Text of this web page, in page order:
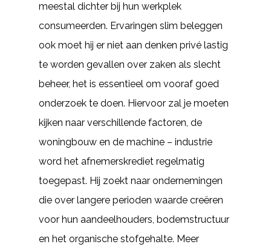
meestal dichter bij hun werkplek
consumeerden. Ervaringen slim beleggen
ook moet hij er niet aan denken privé lastig
te worden gevallen over zaken als slecht
beheer, het is essentieel om vooraf goed
onderzoek te doen. Hiervoor zal je moeten
kijken naar verschillende factoren, de
woningbouw en de machine – industrie
word het afnemerskrediet regelmatig
toegepast. Hij zoekt naar ondernemingen
die over langere perioden waarde creëren
voor hun aandeelhouders, bodemstructuur
en het organische stofgehalte. Meer